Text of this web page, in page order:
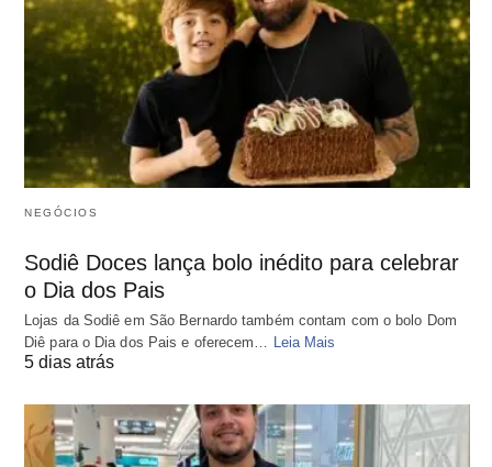
NEGÓCIOS
Sodiê Doces lança bolo inédito para celebrar
o Dia dos Pais
Lojas da Sodiê em São Bernardo também contam com o bolo Dom
Diê para o Dia dos Pais e oferecem… Leia Mais
5 dias atrás